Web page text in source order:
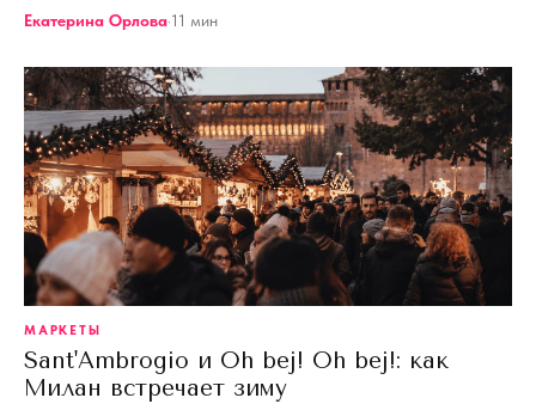
Екатерина Орлова·11 мин
МАРКЕТЫ
Sant'Ambrogio и Oh bej! Oh bej!: как
Милан встречает зиму